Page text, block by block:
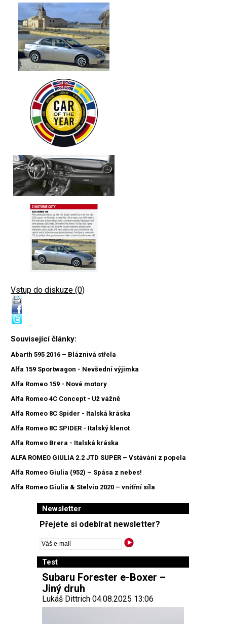
Vstup do diskuze (0)
Související články:
Abarth 595 2016 – Bláznivá střela
Alfa 159 Sportwagon - Nevšední výjimka
Alfa Romeo 159 - Nové motory
Alfa Romeo 4C Concept - Už vážně
Alfa Romeo 8C Spider - Italská kráska
Alfa Romeo 8C SPIDER - Italský klenot
Alfa Romeo Brera - Italská kráska
ALFA ROMEO GIULIA 2.2 JTD SUPER – Vstávání z popela
Alfa Romeo Giulia (952) – Spása z nebes!
Alfa Romeo Giulia & Stelvio 2020 – vnitřní síla
Newsletter
Přejete si odebírat newsletter?
Test
Subaru Forester e-Boxer –
Jiný druh
Lukáš Dittrich 04.08.2025 13:06